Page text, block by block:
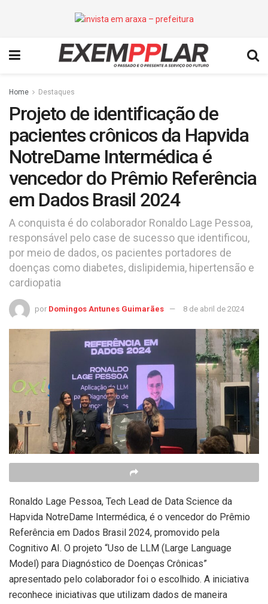
Home Destaques
Projeto de identificação de
pacientes crônicos da Hapvida
NotreDame Intermédica é
vencedor do Prêmio Referência
em Dados Brasil 2024
A conquista é do colaborador Ronaldo Lage Pessoa,
responsável pelo case de sucesso que identificou,
por meio de dados, os pacientes portadores de
doenças como diabetes, dislipidemia, hipertensão e
cardiopatia
por Domingos Antunes Guimarães 8 de abril de 2024
Ronaldo Lage Pessoa, Tech Lead de Data Science da
Hapvida NotreDame Intermédica, é o vencedor do Prêmio
Referência em Dados Brasil 2024, promovido pela
Cognitivo AI. O projeto “Uso de LLM (Large Language
Model) para Diagnóstico de Doenças Crônicas”
apresentado pelo colaborador foi o escolhido. A iniciativa
reconhece iniciativas que utilizam dados de maneira